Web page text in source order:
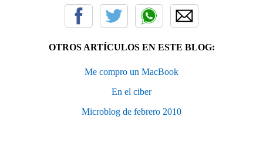
OTROS ARTÍCULOS EN ESTE BLOG:
Me compro un MacBook
En el ciber
Microblog de febrero 2010